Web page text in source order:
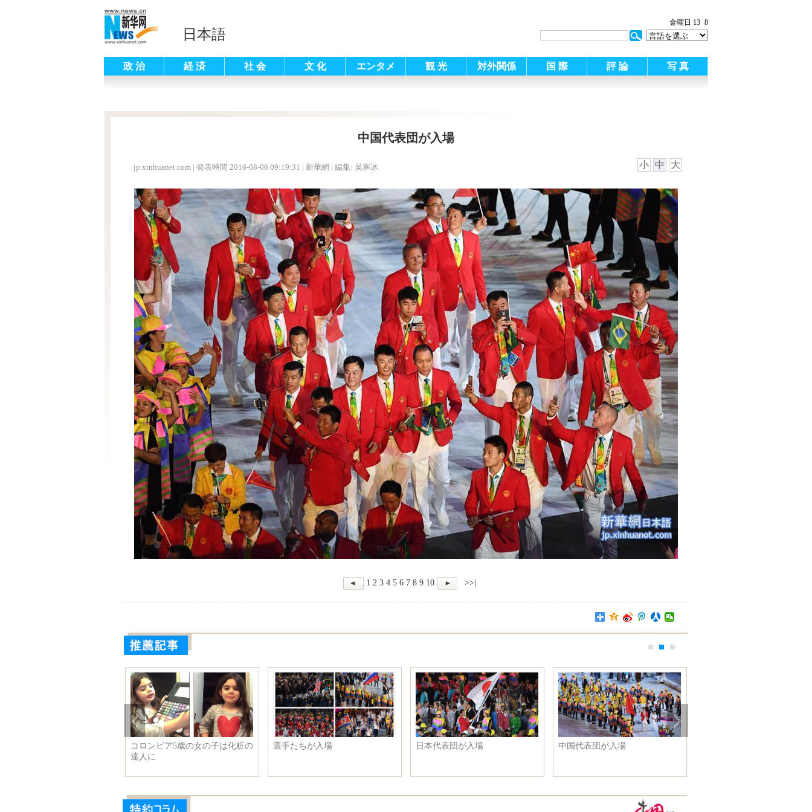
日本語
金曜日 13 8
政 治 経 済 社 会 文 化 エンタメ 観 光 対外関係 国 際 評 論 写 真
中国代表団が入場
jp.xinhuanet.com | 発表時間 2016-08-06 09:19:31 | 新華網 | 編集: 吴寒冰 小 中 大
1 2 3 4 5 6 7 8 9 10 >>|
選手たちが入場 日本代表団が入場 中国代表団が入場
劉雲山氏、北戴河で夏休み中の